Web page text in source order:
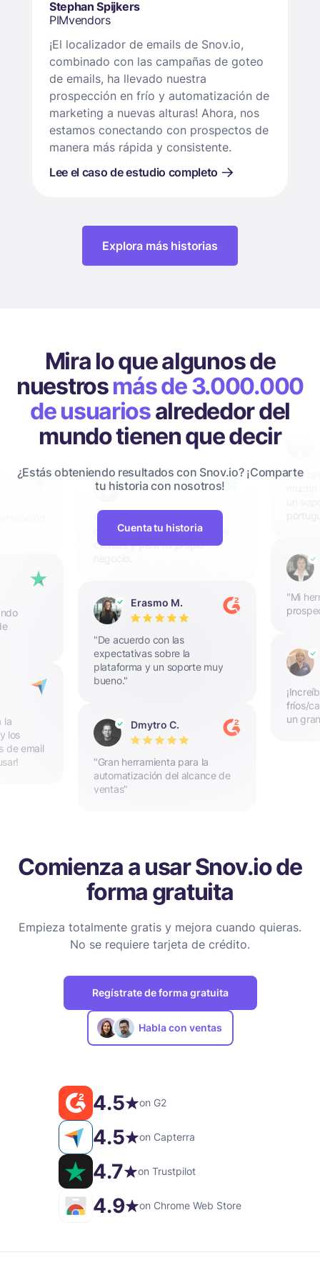
Stephan Spijkers
PIMvendors
¡El localizador de emails de Snov.io,
combinado con las campañas de goteo
de emails, ha llevado nuestra
prospección en frío y automatización de
marketing a nuevas alturas! Ahora, nos
estamos conectando con prospectos de
manera más rápida y consistente.
Lee el caso de estudio completo
Explora más historias
Mira lo que algunos de
nuestrosmás de 3.000.000
de usuariosalrededor del
mundo tienen que decir
¿Estás obteniendo resultados con Snov.io? ¡Comparte
tu historia con nosotros!
Cuenta tu historia
la
los
de email
Trepke
He estado utilizando Snov.io
durante un tiempo para varios
clientes y para mi propio
Erasmo M.
"De acuerdo con las
expectativas sobre la
plataforma y un soporte muy
bueno."
Dmytro C.
"Gran herramienta para la
automatización del alcance de
ventas"
"Mi
fríos/
un
Comienza a usar Snov.io de
forma gratuita
Empieza totalmente gratis y mejora cuando quieras.
No se requiere tarjeta de crédito.
Regístrate de forma gratuita
Habla con ventas
4.5 on G2
4.5 on Capterra
4.7 on Trustpilot
4.9 on Chrome Web Store